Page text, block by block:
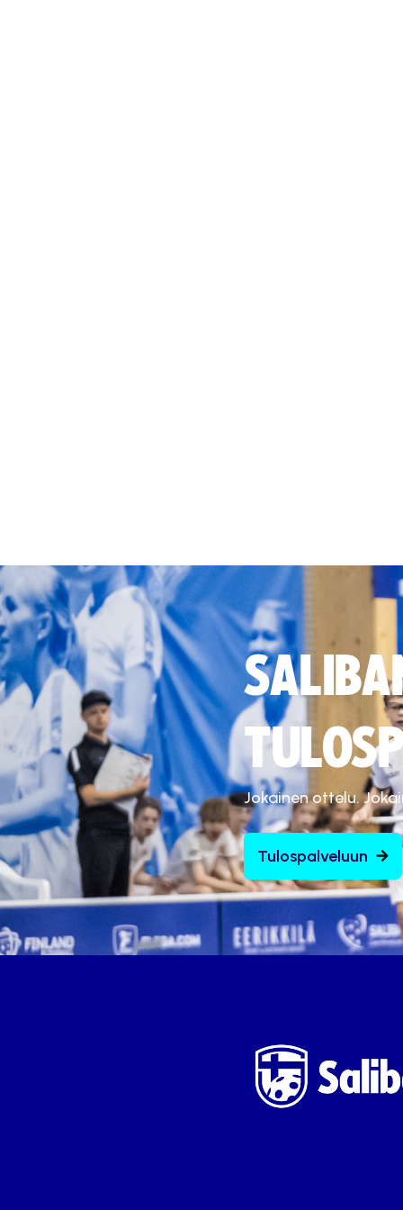
Jokainen ottelu.
Tulospalveluun